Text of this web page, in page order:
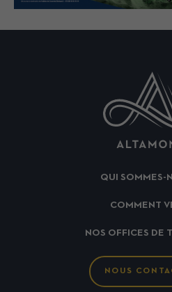
QUI SOMMES-
COMMENT
NOS OFFICES DE
NOUS